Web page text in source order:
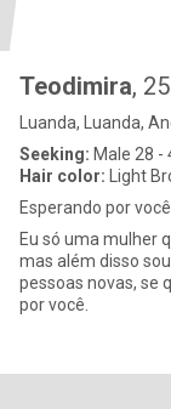
Teodimira, 25
Luanda, Luanda,
Seeking: Male 28 -
Hair color: Light
Esperando por você.
Eu só uma mulher
mas além disso
pessoas novas, se
por você.